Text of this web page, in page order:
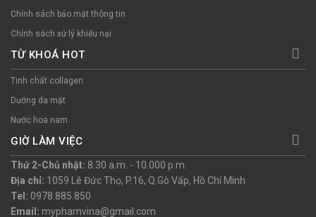
Chính sách bảo mật thông tin
Chính sách xử lý khiếu nại
TỪ KHOÁ HOT
Tinh chất collagen
Dưỡng da mặt
Nước hoa nam
GIỜ LÀM VIỆC
Thứ 2-Chủ nhật: 8.30 a.m. - 10.000 p.m.
Địa chỉ: 1059 Lê Đức Thọ, P.16, Q.Gò Vấp, Hồ Chí Minh
Tel: 0978.885.850
Email: myphamvina@gmail.com